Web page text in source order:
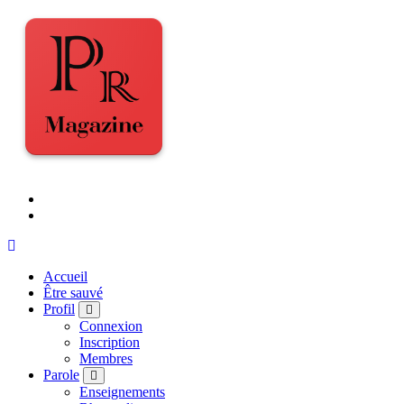
Accueil
Être sauvé
Profil
Connexion
Inscription
Membres
Parole
Enseignements